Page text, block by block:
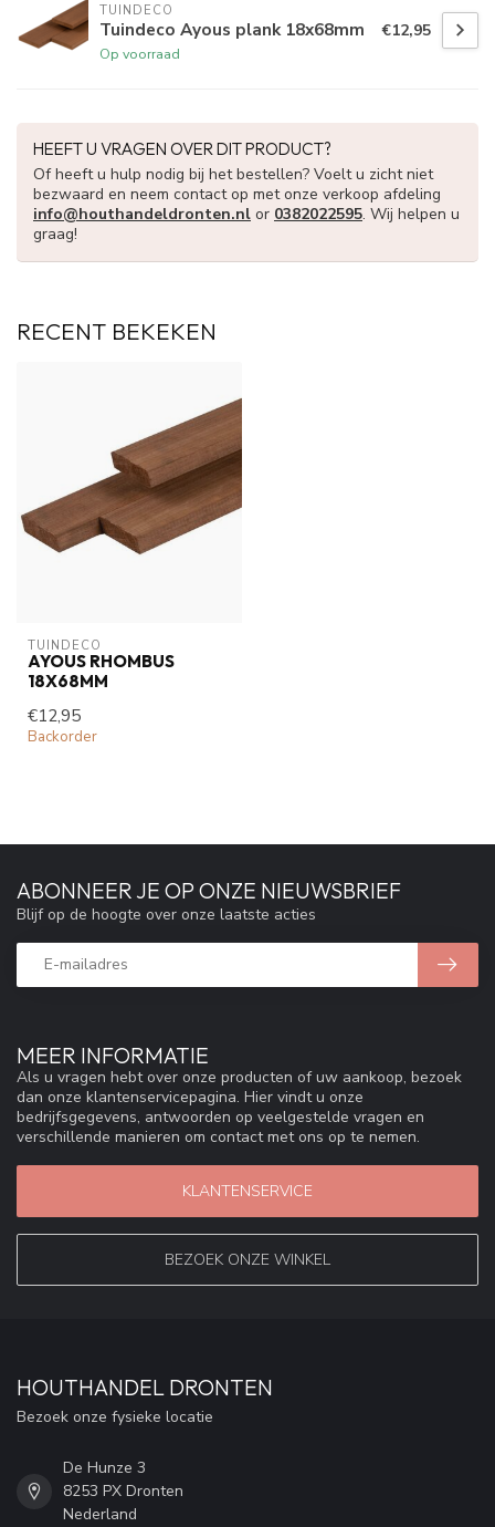
TUINDECO
Tuindeco Ayous plank 18x68mm
Op voorraad
€12,95
HEEFT U VRAGEN OVER DIT PRODUCT?
Of heeft u hulp nodig bij het bestellen? Voelt u zicht niet
bezwaard en neem contact op met onze verkoop afdeling
info@houthandeldronten.nl or 0382022595. Wij helpen u
graag!
RECENT BEKEKEN
TUINDECO
AYOUS RHOMBUS
18X68MM
€12,95
Backorder
MEER INFORMATIE
Als u vragen hebt over onze producten of uw aankoop, bezoek
dan onze klantenservicepagina. Hier vindt u onze
bedrijfsgegevens, antwoorden op veelgestelde vragen en
verschillende manieren om contact met ons op te nemen.
KLANTENSERVICE
BEZOEK ONZE WINKEL
ABONNEER JE OP ONZE NIEUWSBRIEF
Blijf op de hoogte over onze laatste acties
HOUTHANDEL DRONTEN
Bezoek onze fysieke locatie
De Hunze 3
8253 PX Dronten
Nederland